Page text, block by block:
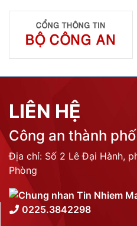
LIÊN HỆ
Công an thành
Địa chỉ: Số 2 Lê Đại Hành,
Phòng
0225.3842298